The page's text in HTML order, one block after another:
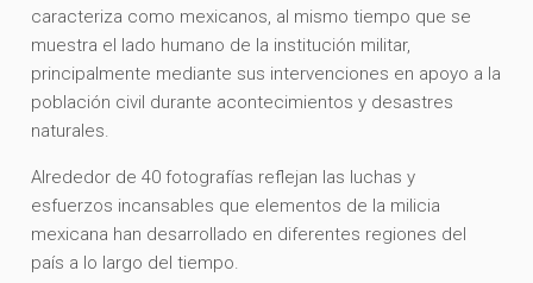
caracteriza como mexicanos, al mismo tiempo que se
muestra el lado humano de la institución militar,
principalmente mediante sus intervenciones en apoyo a la
población civil durante acontecimientos y desastres
naturales.
Alrededor de 40 fotografías reflejan las luchas y
esfuerzos incansables que elementos de la milicia
mexicana han desarrollado en diferentes regiones del
país a lo largo del tiempo.